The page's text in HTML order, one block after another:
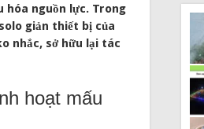
hóa nguồn lực. Trong
giản thiết bị của
nhắc, sở hữu lại tác
hoạt mấu